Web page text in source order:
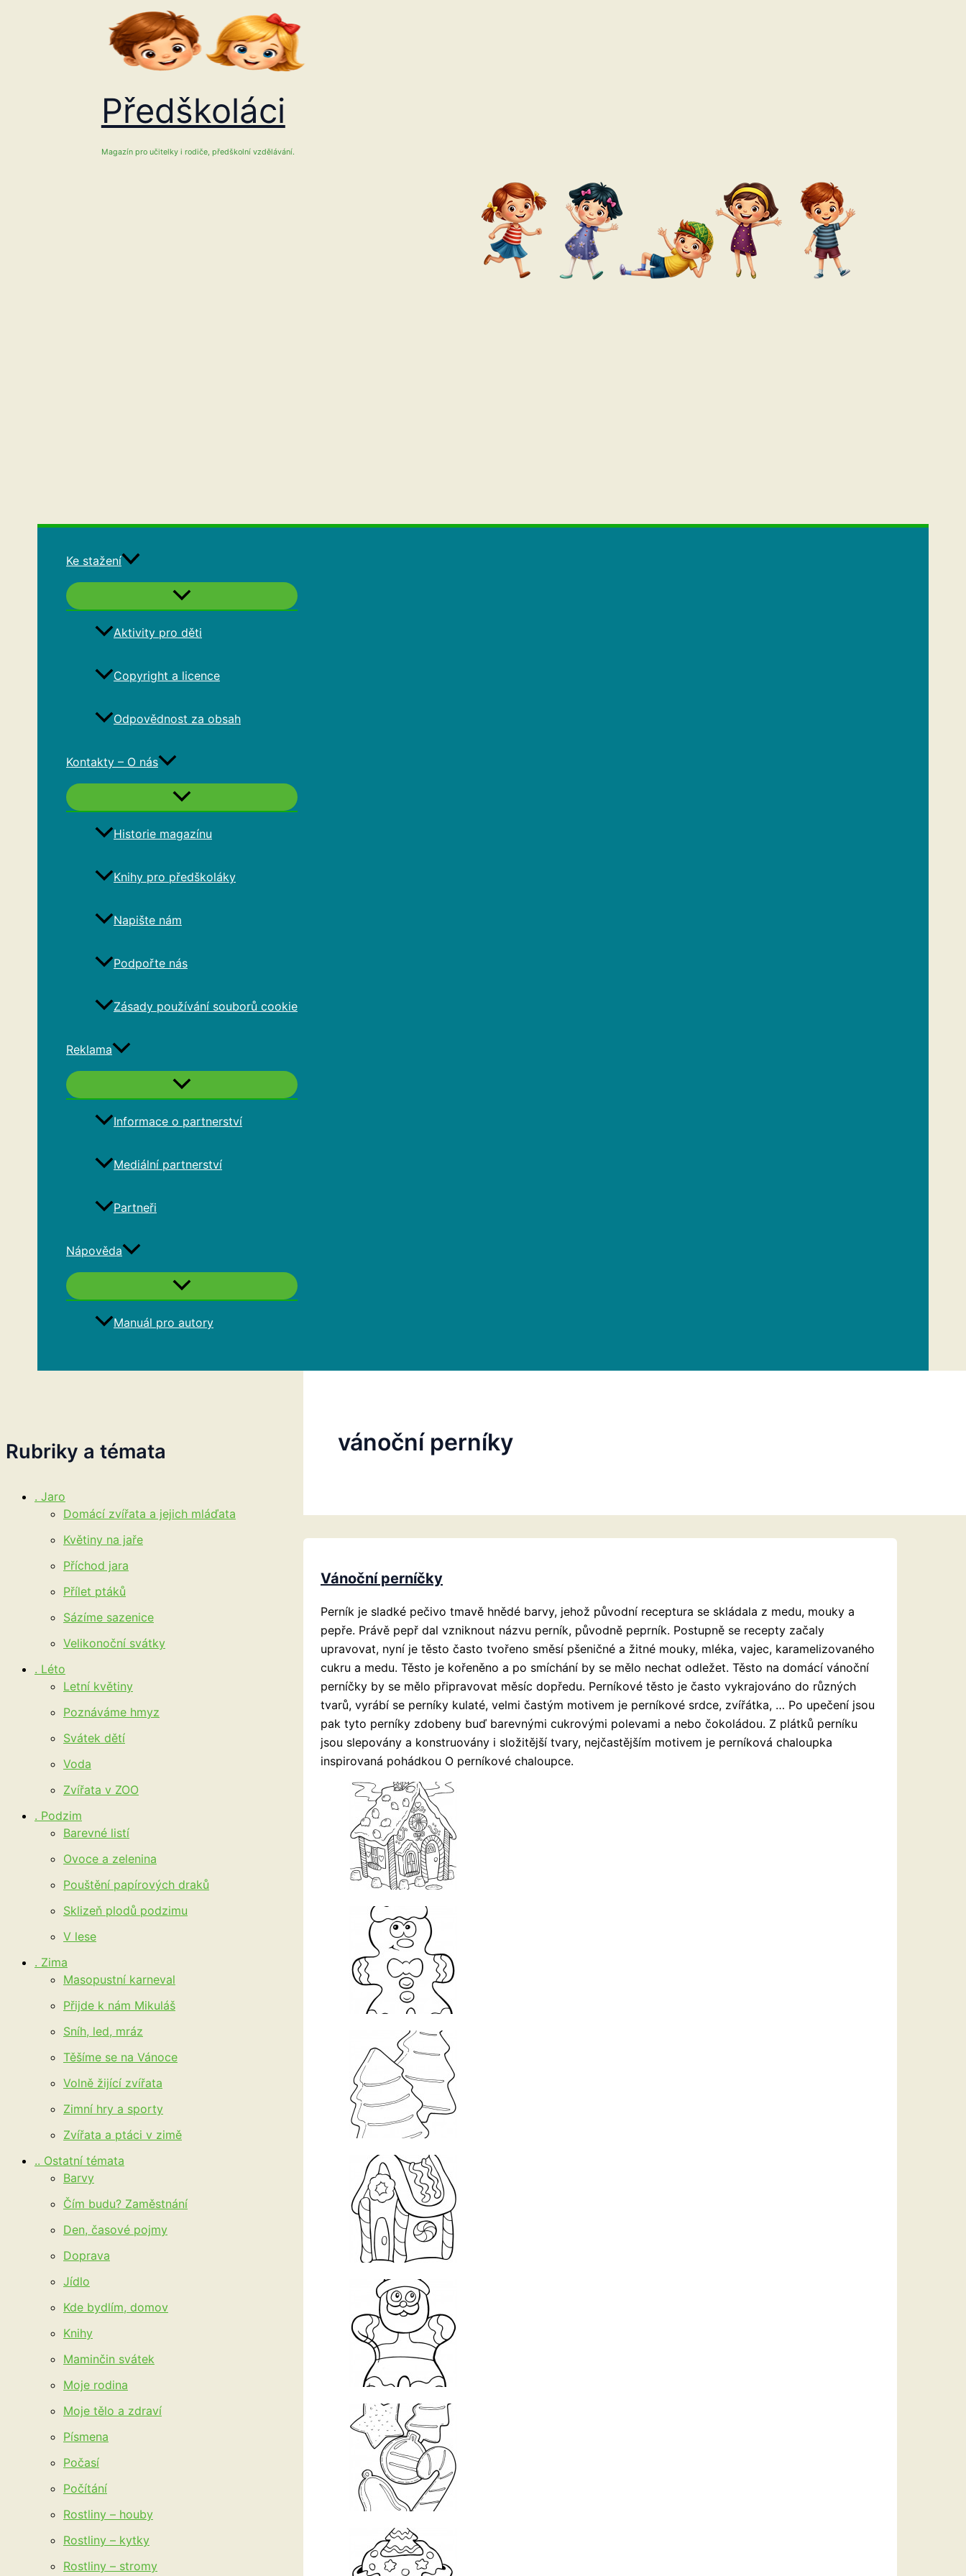
Předškoláci
Magazín pro učitelky i rodiče, předškolní vzdělávání.
Ke stažení
Aktivity pro děti
Copyright a licence
Odpovědnost za obsah
Kontakty – O nás
Historie magazínu
Knihy pro předškoláky
Napište nám
Podpořte nás
Zásady používání souborů cookie
Reklama
Informace o partnerství
Mediální partnerství
Partneři
Nápověda
Manuál pro autory
Rubriky a témata
. Jaro
Domácí zvířata a jejich mláďata
Květiny na jaře
Příchod jara
Přílet ptáků
Sázíme sazenice
Velikonoční svátky
. Léto
Letní květiny
Poznáváme hmyz
Svátek dětí
Voda
Zvířata v ZOO
. Podzim
Barevné listí
Ovoce a zelenina
Pouštění papírových draků
Sklizeň plodů podzimu
V lese
. Zima
Masopustní karneval
Přijde k nám Mikuláš
Sníh, led, mráz
Těšíme se na Vánoce
Volně žijící zvířata
Zimní hry a sporty
Zvířata a ptáci v zimě
.. Ostatní témata
Barvy
Čím budu? Zaměstnání
Den, časové pojmy
Doprava
Jídlo
Kde bydlím, domov
Knihy
Maminčin svátek
Moje rodina
Moje tělo a zdraví
Písmena
Počasí
Počítání
Rostliny – houby
Rostliny – kytky
Rostliny – stromy
vánoční perníky
Vánoční perníčky
Perník je sladké pečivo tmavě hnědé barvy, jehož původní receptura se skládala z medu, mouky a
pepře. Právě pepř dal vzniknout názvu perník, původně peprník. Postupně se recepty začaly
upravovat, nyní je těsto často tvořeno směsí pšeničné a žitné mouky, mléka, vajec, karamelizovaného
cukru a medu. Těsto je kořeněno a po smíchání by se mělo nechat odležet. Těsto na domácí vánoční
perníčky by se mělo připravovat měsíc dopředu. Perníkové těsto je často vykrajováno do různých
tvarů, vyrábí se perníky kulaté, velmi častým motivem je perníkové srdce, zvířátka, … Po upečení jsou
pak tyto perníky zdobeny buď barevnými cukrovými polevami a nebo čokoládou. Z plátků perníku
jsou slepovány a konstruovány i složitější tvary, nejčastějším motivem je perníková chaloupka
inspirovaná pohádkou O perníkové chaloupce.